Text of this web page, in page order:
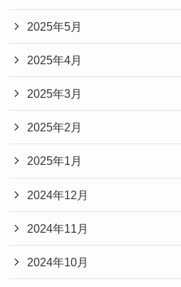
2025年5月
2025年4月
2025年3月
2025年2月
2025年1月
2024年12月
2024年11月
2024年10月